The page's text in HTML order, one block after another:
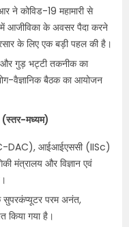
ने कोविड-19 महामारी से
में आजीविका के अवसर पैदा करने
के लिए एक बड़ी पहल की है।
और गुड़ भट्टी तकनीक का
वैज्ञानिक बैठक का आयोजन
(स्तर-मध्यम)
DAC), आईआईएससी (IISc)
मंत्रालय और विज्ञान एवं
सुपरकंप्यूटर परम अनंत,
किया गया है।